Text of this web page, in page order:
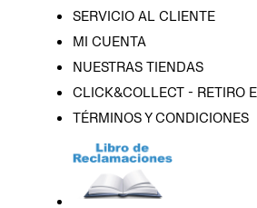
SERVICIO AL CLIENTE
MI CUENTA
NUESTRAS TIENDAS
CLICK&COLLECT - RETIRO
TÉRMINOS Y CONDICIONES